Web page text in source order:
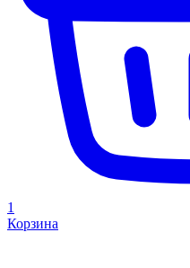
1
Корзина